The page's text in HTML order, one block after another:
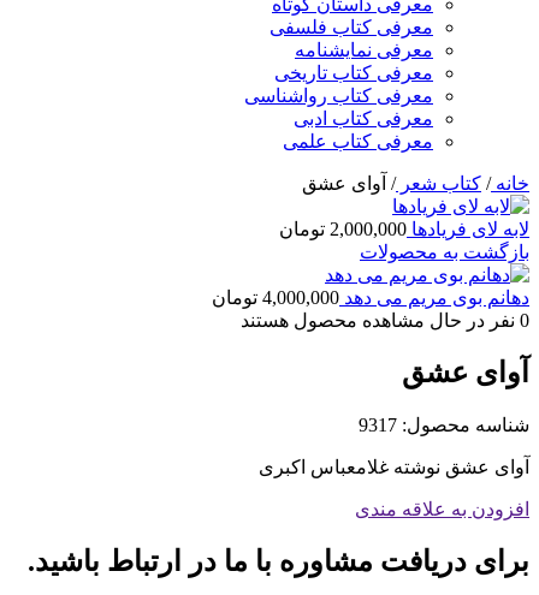
معرفی داستان کوتاه
معرفی کتاب فلسفی
معرفی نمایشنامه
معرفی کتاب تاریخی
معرفی کتاب رواشناسی
معرفی کتاب ادبی
معرفی کتاب علمی
خانه/ کتاب شعر/ آوای عشق
لابه لای فریادها 2,000,000 تومان
بازگشت به محصولات
دهانم بوی مریم می دهد 4,000,000 تومان
0 نفر در حال مشاهده محصول هستند
آوای عشق
شناسه محصول: 9317
آوای عشق نوشته غلامعباس اکبری
افزودن به علاقه مندی
برای دریافت مشاوره با ما در ارتباط باشید.